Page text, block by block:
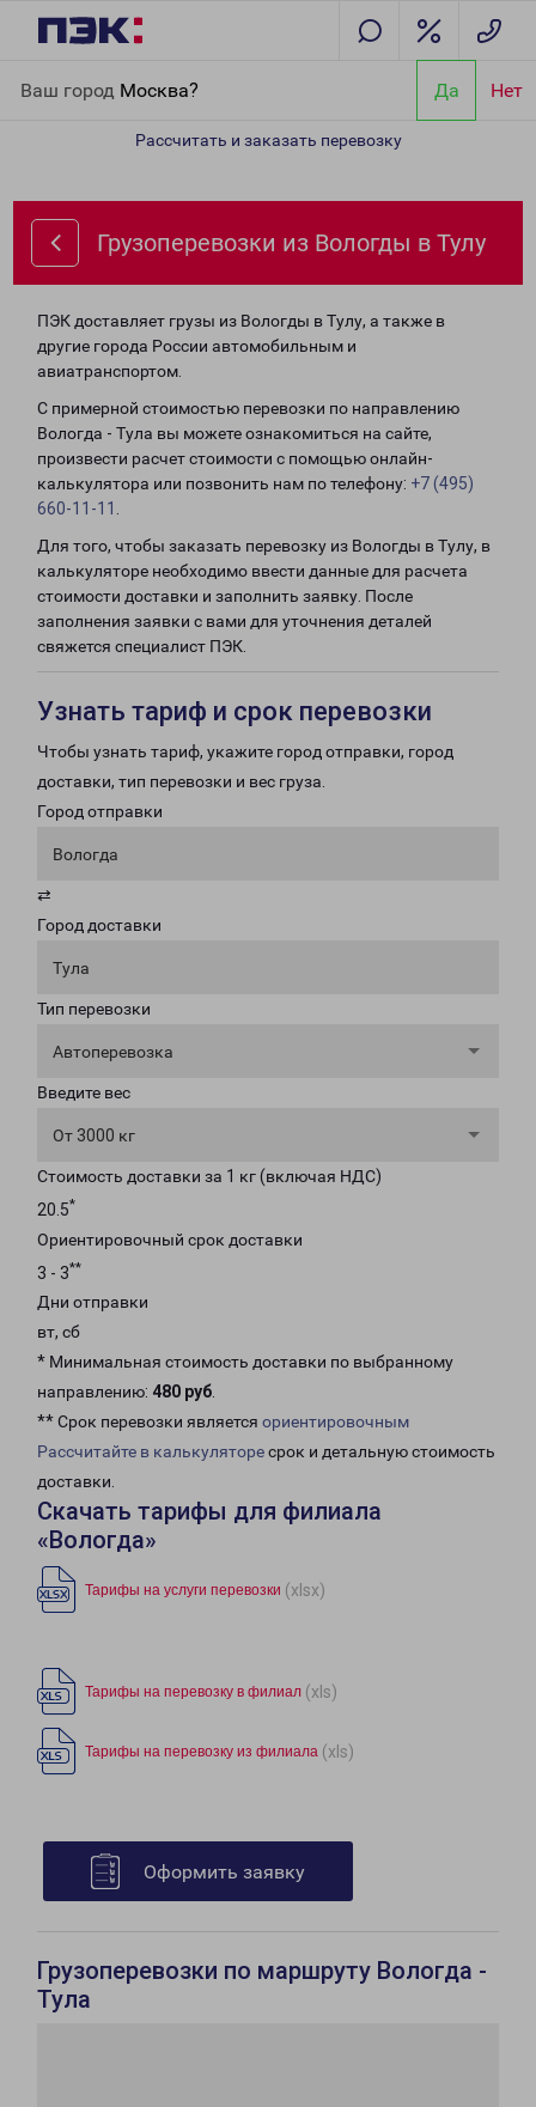
Ваш город Москва? Да Нет
Рассчитать и заказать перевозку
Грузоперевозки из Вологды в Тулу
ПЭК доставляет грузы из Вологды в Тулу, а также в
другие города России автомобильным и
авиатранспортом.
С примерной стоимостью перевозки по направлению
Вологда - Тула вы можете ознакомиться на сайте,
произвести расчет стоимости с помощью онлайн-
калькулятора или позвонить нам по телефону: +7 (495)
660-11-11
Для того, чтобы заказать перевозку из Вологды в Тулу, в
калькуляторе необходимо ввести данные для расчета
стоимости доставки и заполнить заявку. После
заполнения заявки с вами для уточнения деталей
свяжется специалист ПЭК.
Узнать тариф и срок перевозки
Чтобы узнать тариф, укажите город отправки, город
доставки, тип перевозки и вес груза.
Город отправки
Вологда
⇄
Город доставки
Тула
Тип перевозки
Автоперевозка
Введите вес
От 3000 кг
Стоимость доставки за 1 кг (включая НДС)
20.5*
Ориентировочный срок доставки
3 - 3**
Дни отправки
вт, сб
* Минимальная стоимость доставки по выбранному
направлению: 480 руб.
** Срок перевозки является ориентировочным
Рассчитайте в калькуляторесрок и детальную стоимость
доставки.
Скачать тарифы для филиала
«Вологда»
Тарифы на услуги перевозки (xlsx)
Тарифы на перевозку в филиал (xls)
Тарифы на перевозку из филиала (xls)
Оформить заявку
Грузоперевозки по маршруту Вологда -
Тула